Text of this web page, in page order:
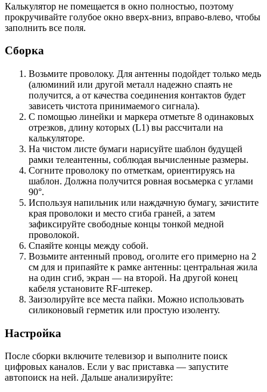
Калькулятор не помещается в окно полностью, поэтому
прокручивайте голубое окно вверх-вниз, вправо-влево, чтобы
заполнить все поля.
Сборка
Возьмите проволоку. Для антенны подойдет только медь
(алюминий или другой металл надежно спаять не
получится, а от качества соединения контактов будет
зависеть чистота принимаемого сигнала).
С помощью линейки и маркера отметьте 8 одинаковых
отрезков, длину которых (L1) вы рассчитали на
калькуляторе.
На чистом листе бумаги нарисуйте шаблон будущей
рамки телеантенны, соблюдая вычисленные размеры.
Согните проволоку по отметкам, ориентируясь на
шаблон. Должна получится ровная восьмерка с углами
90°.
Используя напильник или наждачную бумагу, зачистите
края проволоки и место сгиба граней, а затем
зафиксируйте свободные концы тонкой медной
проволокой.
Спаяйте концы между собой.
Возьмите антенный провод, оголите его примерно на 2
см для и припаяйте к рамке антенны: центральная жила
на один сгиб, экран — на второй. На другой конец
кабеля установите RF-штекер.
Заизолируйте все места пайки. Можно использовать
силиконовый герметик или простую изоленту.
Настройка
После сборки включите телевизор и выполните поиск
цифровых каналов. Если у вас приставка — запустите
автопоиск на ней. Дальше анализируйте: